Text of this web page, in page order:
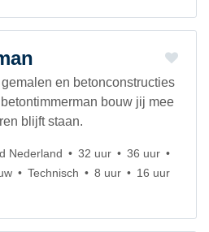
en betonconstructies
bouw jij mee
blijft staan.
Nederland 32 uur
36 uur
Technisch 8 uur
16 uur